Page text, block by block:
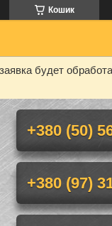
Кошик
будет
+380 (50)
+380 (97)